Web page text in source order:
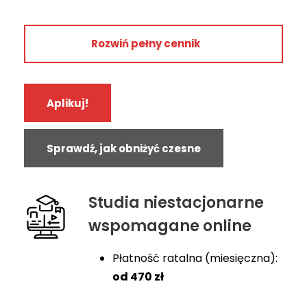
5 225 zł
2 750 zł
527 zł
Rozwiń pełny cennik
Aplikuj!
Sprawdź, jak obniżyć czesne
Studia niestacjonarne
wspomagane online
Płatność ratalna (miesięczna):
od 470 zł